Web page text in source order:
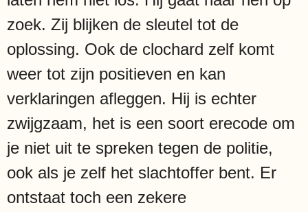
zoek. Zij blijken de sleutel tot de
oplossing. Ook de clochard zelf komt
weer tot zijn positieven en kan
verklaringen afleggen. Hij is echter
zwijgzaam, het is een soort erecode om
je niet uit te spreken tegen de politie,
ook als je zelf het slachtoffer bent. Er
ontstaat toch een zekere